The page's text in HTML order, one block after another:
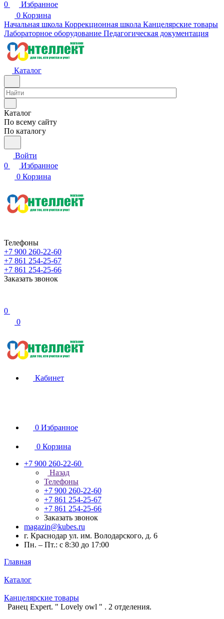
0
Избранное
0 Корзина
Начальная школа Коррекционная школа Канцелярские товары
Лабораторное оборудование Педагогическая документация
Каталог
Каталог
По всему сайту
По каталогу
Войти
0
Избранное
0 Корзина
Телефоны
+7 900 260-22-60
+7 861 254-25-67
+7 861 254-25-66
Заказать звонок
0
0
Кабинет
0 Избранное
0 Корзина
+7 900 260-22-60
Назад
Телефоны
+7 900 260-22-60
+7 861 254-25-67
+7 861 254-25-66
Заказать звонок
magazin@kubes.ru
г. Краснодар ул. им. Володарского, д. 6
Пн. – Пт.: с 8:30 до 17:00
Главная
Каталог
Канцелярские товары
Ранец Expert. " Lovely owl " . 2 отделения.